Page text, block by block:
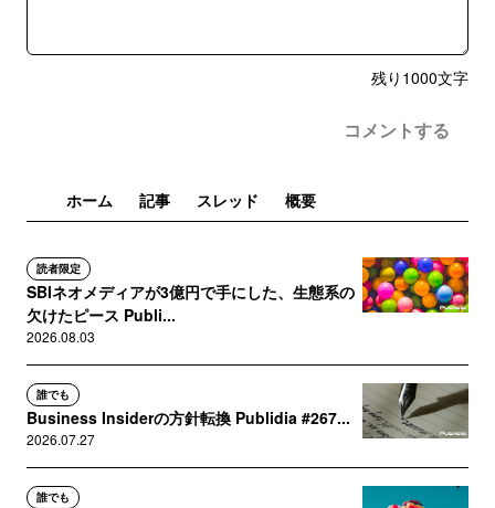
残り 1000文字
コメントする
ホーム 記事 スレッド 概要
読者限定
SBIネオメディアが3億円で手にした、生態系の
欠けたピース Publi...
2026.08.03
誰でも
Business Insiderの方針転換 Publidia #267...
2026.07.27
誰でも